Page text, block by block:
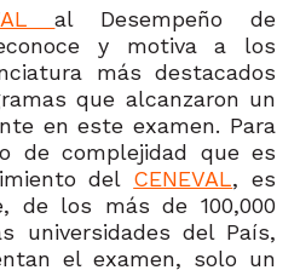
al Desempeño de
y motiva a los
más destacados
que alcanzaron un
en este examen. Para
de complejidad que es
del CENEVAL, es
de los más de 100,000
universidades del País,
el examen, solo un